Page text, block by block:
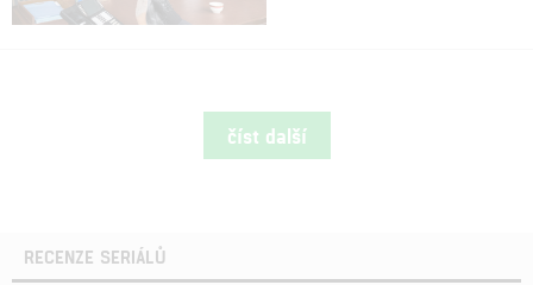
číst další
RECENZE SERIÁLŮ